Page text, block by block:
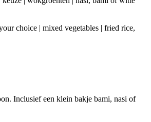
choice | mixed vegetables | fried rice,
Inclusief een klein bakje bami, nasi of